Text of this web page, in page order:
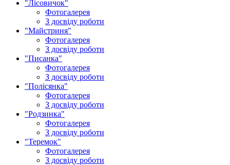
"Лісовичок"
Фотогалерея
З досвіду роботи
"Майстриня"
Фотогалерея
З досвіду роботи
"Писанка"
Фотогалерея
З досвіду роботи
"Полісянка"
Фотогалерея
З досвіду роботи
"Родзинка"
Фотогалерея
З досвіду роботи
"Теремок"
Фотогалерея
З досвіду роботи